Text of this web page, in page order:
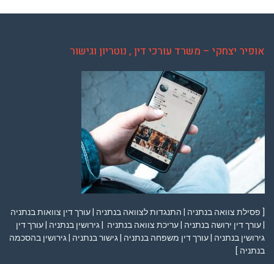
אופיר יצחקי – משרד עורכי דין , נוטריון וגישור
[ פסילת צוואה בנתניה | התנגדות לצוואה בנתניה | עורך דין צוואות בנתניה
| עורך דין ירושה בנתניה | עריכת צוואה בנתניה | גירושין בנתניה | עורך דין
גירושין בנתניה | עורך דין משפחה בנתניה | גישור בנתניה | גירושין בהסכמה
בנתניה ]